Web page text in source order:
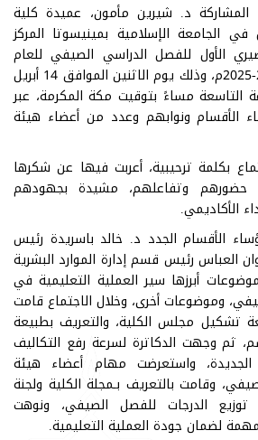
د. شيرين مأمون، عميدة كلية
في الجامعة الإسلامية بمينيسوتا المركز
الأول للفصل الدراسي الصيفي للعام
الجامعي 1446هـ / 2024-2025م، وذلك يوم الاثنين الموافق 14 أبريل
التاسعة مساءً بتوقيت مكة المكرمة، عبر
الأقسام ونوابهم وعدد من أعضاء هيئة
بكلمة ترحيبية، أعربت فيها عن شكرها
حضورهم وتفاعلهم، مشيدة بجهودهم
الأكاديمي.
الأقسام الجدد د. خالد باسريدة رئيس
العباس رئيس قسم إدارة الموارد البشرية
أبرزها سير العملية التعليمية في
وموضوعات أخرى، وخلال الاجتماع قامت
تشكيل مجلس الكلية، والتعريف بطبيعة
ثم وجهت الدكاترة لسرعة رفع التكاليف
الجديدة، واستعرضت مهام أعضاء هيئة
وقامت بالتعريف بـمجلة الكلية ولجنة
توزيع الدرجات للفصل الصيفي، ونوهت
لضمان جودة العملية التعليمية.